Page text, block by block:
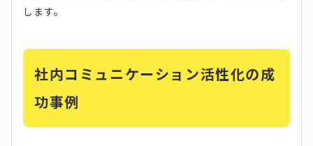
します。
社内コミュニケーション活性化の成
功事例